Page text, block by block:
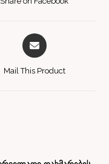
Mail This Product